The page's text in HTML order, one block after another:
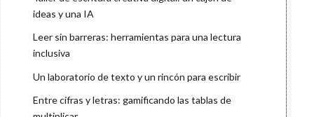
ideas y una IA
Leer sin barreras: herramientas para una lectura
inclusiva
Un laboratorio de texto y un rincón para escribir
Entre cifras y letras: gamificando las tablas de